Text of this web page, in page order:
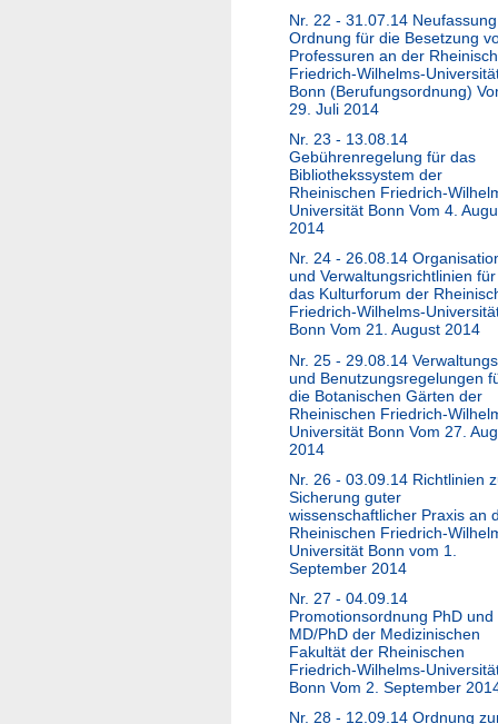
Nr. 22 - 31.07.14
Ordnung für die Besetzung
Professuren an der
Friedrich-Wilhelms-
Bonn (Berufungsordnung)
29. Juli 2014
Nr. 23 - 13.08.14
Gebührenregelung für das
Bibliothekssystem der
Rheinischen Friedrich-
Universität Bonn Vom 4.
2014
Nr. 24 - 26.08.14
und Verwaltungsrichtlinien für
das Kulturforum der
Friedrich-Wilhelms-
Bonn Vom 21. August 2014
Nr. 25 - 29.08.14
und Benutzungsregelungen
die Botanischen Gärten der
Rheinischen Friedrich-
Universität Bonn Vom 27.
2014
Nr. 26 - 03.09.14 Richtlinien
Sicherung guter
wissenschaftlicher Praxis an
Rheinischen Friedrich-
Universität Bonn vom 1.
September 2014
Nr. 27 - 04.09.14
Promotionsordnung PhD und
MD/PhD der Medizinischen
Fakultät der Rheinischen
Friedrich-Wilhelms-
Bonn Vom 2. September
Nr. 28 - 12.09.14 Ordnung